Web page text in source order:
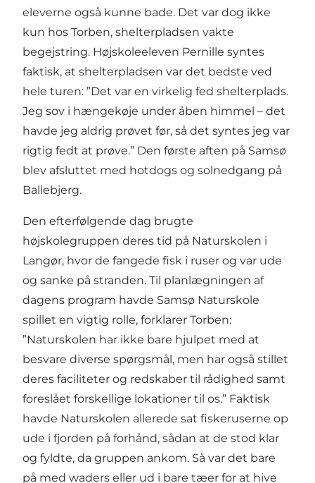
eleverne også kunne bade. Det var dog ikke
kun hos Torben, shelterpladsen vakte
begejstring. Højskoleeleven Pernille syntes
faktisk, at shelterpladsen var det bedste ved
hele turen: ”Det var en virkelig fed shelterplads.
Jeg sov i hængekøje under åben himmel – det
havde jeg aldrig prøvet før, så det syntes jeg var
rigtig fedt at prøve.” Den første aften på Samsø
blev afsluttet med hotdogs og solnedgang på
Ballebjerg.
Den efterfølgende dag brugte
højskolegruppen deres tid på Naturskolen i
Langør, hvor de fangede fisk i ruser og var ude
og sanke på stranden. Til planlægningen af
dagens program havde Samsø Naturskole
spillet en vigtig rolle, forklarer Torben:
”Naturskolen har ikke bare hjulpet med at
besvare diverse spørgsmål, men har også stillet
deres faciliteter og redskaber til rådighed samt
foreslået forskellige lokationer til os.” Faktisk
havde Naturskolen allerede sat fiskeruserne op
ude i fjorden på forhånd, sådan at de stod klar
og fyldte, da gruppen ankom. Så var det bare
på med waders eller ud i bare tæer for at hive